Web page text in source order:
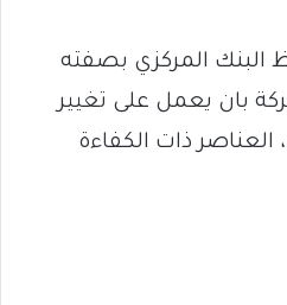
البنك المركزي بصفته
بان يعمل على تغيير
ذات الكفاءة